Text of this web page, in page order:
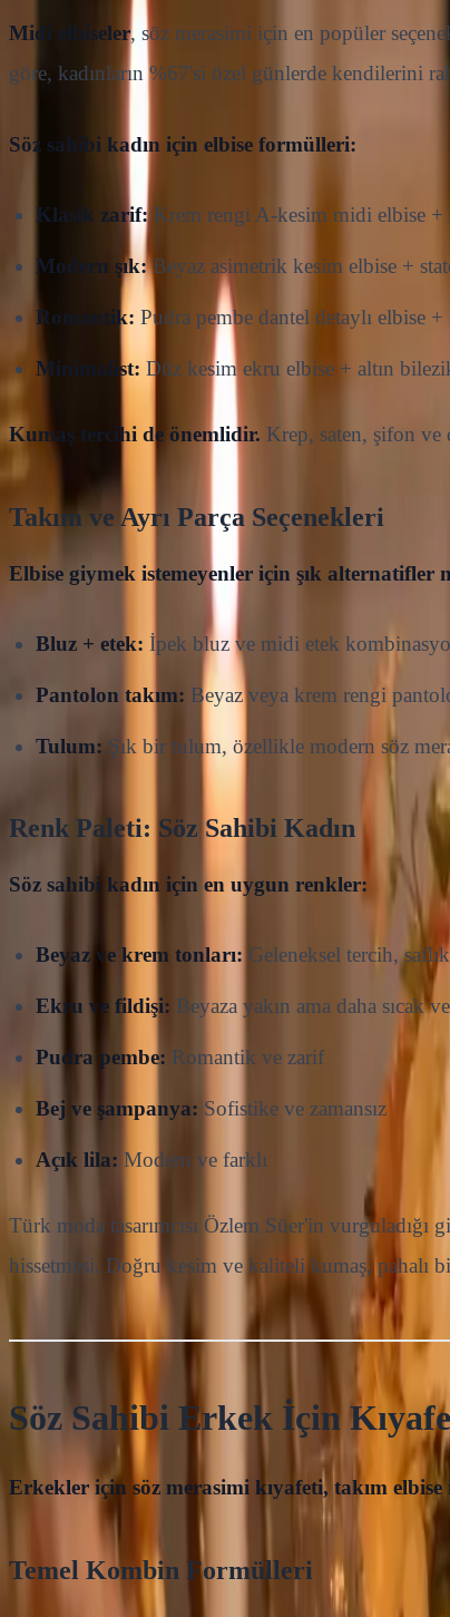
Midi elbiseler, söz merasimi için en popüler
göre, kadınların %67'si özel günlerde kendilerini
Söz sahibi kadın için elbise formülleri:
Klasik zarif: Krem rengi A-kesim midi elbise +
Modern şık:Beyaz asimetrik kesim elbise +
Romantik: Pudra pembe dantel detaylı elbise
Minimalist: Düz kesim ekru elbise + altın
Kumaş tercihi de önemlidir. Krep, saten, şifon ve
Takım ve Ayrı Parça Seçenekleri
Elbise giymek istemeyenler için şık alternatifler
Bluz + etek: İpek bluz ve midi etek
Pantolon takım: Beyaz veya krem rengi
Tulum: Şık bir tulum, özellikle modern söz
Renk Paleti: Söz Sahibi Kadın
Söz sahibi kadın için en uygun renkler:
Beyaz ve krem tonları: Geleneksel tercih,
Ekru ve fildişi: Beyaza yakın ama daha sıcak
Pudra pembe: Romantik ve zarif
Bej ve şampanya: Sofistike ve zamansız
Açık lila: Modern ve farklı
Türk moda tasarımcısı Özlem Süer'in
hissetmesi. Doğru kesim ve kaliteli kumaş, pahalı
Söz Sahibi Erkek İçin
Erkekler için söz merasimi kıyafeti, takım
Temel Kombin Formülleri